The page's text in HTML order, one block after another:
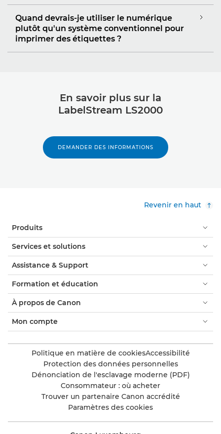
Quand devrais-je utiliser le numérique
plutôt qu'un système conventionnel pour
imprimer des étiquettes ?
En savoir plus sur la
LabelStream LS2000
DEMANDER DES INFORMATIONS
Revenir en haut
Produits
Services et solutions
Assistance & Support
Formation et éducation
À propos de Canon
Mon compte
Politique en matière de cookiesAccessibilité
Protection des données personnelles
Dénonciation de l'esclavage moderne (PDF)
Consommateur : où acheter
Trouver un partenaire Canon accrédité
Paramètres des cookies